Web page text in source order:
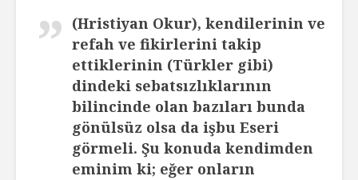
(Hristiyan Okur), kendilerinin ve
refah ve fikirlerini takip
ettiklerinin (Türkler gibi)
dindeki sebatsızlıklarının
bilincinde olan bazıları bunda
gönülsüz olsa da işbu Eseri
görmeli. Şu konuda kendimden
eminim ki; eğer onların